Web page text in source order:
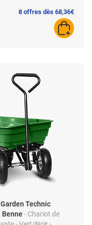
prix :8 offres dès 68,36€
Technic
- Chariot de